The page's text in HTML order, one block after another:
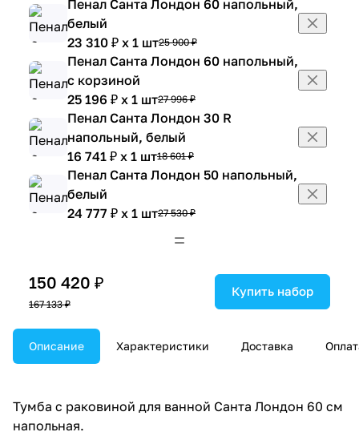
Пенал Санта Лондон 60 напольный,
белый
23 310 ₽ x 1 шт25 900 ₽
Пенал Санта Лондон 60 напольный,
с корзиной
25 196 ₽ x 1 шт27 996 ₽
Пенал Санта Лондон 30 R
напольный, белый
16 741 ₽ x 1 шт18 601 ₽
Пенал Санта Лондон 50 напольный,
белый
24 777 ₽ x 1 шт27 530 ₽
Шкаф навесной Санта Лондон 60 с
ящиком, белый
12 149 ₽ x 1 шт
150 420 ₽
167 133 ₽
Купить набор
Описание Характеристики Доставка
Тумба с раковиной для ванной Санта Лондон 60 см
напольная.